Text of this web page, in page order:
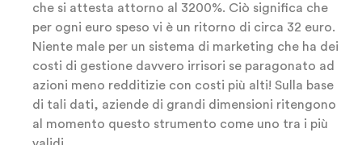
che si attesta attorno al 3200%. Ciò significa che
per ogni euro speso vi è un ritorno di circa 32 euro.
Niente male per un sistema di marketing che ha dei
costi di gestione davvero irrisori se paragonato ad
azioni meno redditizie con costi più alti! Sulla base
di tali dati, aziende di grandi dimensioni ritengono
al momento questo strumento come uno tra i più